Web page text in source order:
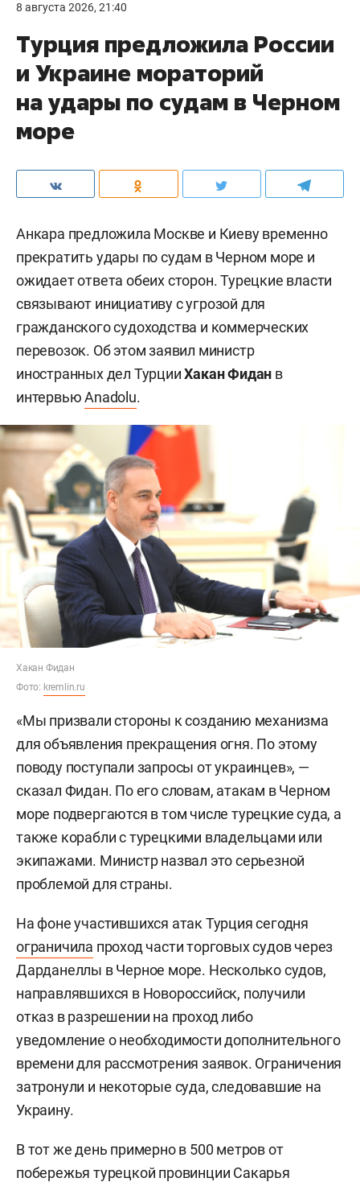
8 августа 2026, 21:40
Турция предложила России
и Украине мораторий
на удары по судам в Черном
море
Анкара предложила Москве и Киеву временно
прекратить удары по судам в Черном море и
ожидает ответа обеих сторон. Турецкие власти
связывают инициативу с угрозой для
гражданского судоходства и коммерческих
перевозок. Об этом заявил министр
иностранных дел ТурцииХакан Фидан в
интервьюAnadolu.
Хакан Фидан
Фото: kremlin.ru
«Мы призвали стороны к созданию механизма
для объявления прекращения огня. По этому
поводу поступали запросы от украинцев», —
сказал Фидан. По его словам, атакам в Черном
море подвергаются в том числе турецкие суда, а
также корабли с турецкими владельцами или
экипажами. Министр назвал это серьезной
проблемой для страны.
На фоне участившихся атак Турция сегодня
ограничила проход части торговых судов через
Дарданеллы в Черное море. Несколько судов,
направлявшихся в Новороссийск, получили
отказ в разрешении на проход либо
уведомление о необходимости дополнительного
времени для рассмотрения заявок. Ограничения
затронули и некоторые суда, следовавшие на
Украину.
В тот же день примерно в 500 метров от
побережья турецкой провинции Сакарья